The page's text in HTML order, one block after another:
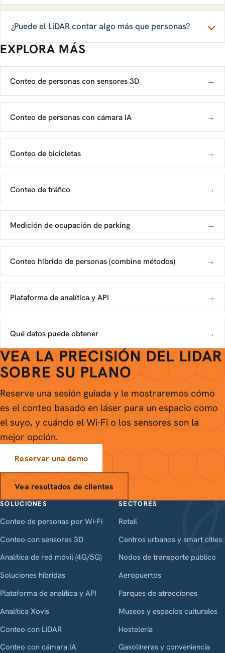
¿Puede el LiDAR contar algo más que personas?
EXPLORA MÁS
Conteo de personas con sensores 3D →
Conteo de personas con cámara IA →
Conteo de bicicletas →
Conteo de tráfico →
Medición de ocupación de parking →
Conteo híbrido de personas (combine métodos) →
Plataforma de analítica y API →
Qué datos puede obtener →
VEA LA PRECISIÓN DEL LIDAR
SOBRE SU PLANO
Reserve una sesión guiada y le mostraremos cómo
es el conteo basado en láser para un espacio como
el suyo, y cuándo el Wi-Fi o los sensores son la
mejor opción.
Reservar una demo
Vea resultados de clientes
SOLUCIONES
Conteo de personas por Wi-Fi
Conteo con sensores 3D
Analítica de red móvil (4G/5G)
Soluciones híbridas
Plataforma de analítica y API
Analítica Xovis
Conteo con LiDAR
Conteo con cámara IA
SECTORES
Retail
Centros urbanos y smart cities
Nodos de transporte público
Aeropuertos
Parques de atracciones
Museos y espacios culturales
Hostelería
Gasolineras y conveniencia